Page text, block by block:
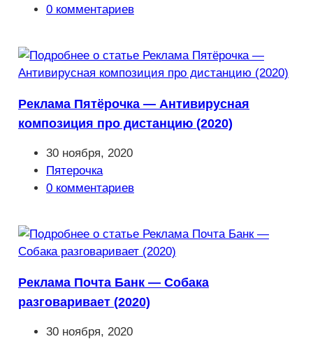
записи:
Комментарии
0 комментариев
Реклама Пятёрочка — Антивирусная
композиция про дистанцию (2020)
Запись
опубликована:
30 ноября, 2020
Рубрика
записи:
Пятерочка
Комментарии
0 комментариев
Реклама Почта Банк — Собака
разговаривает (2020)
Запись
30 ноября, 2020